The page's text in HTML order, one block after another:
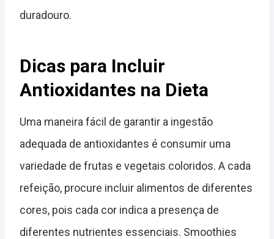
duradouro.
Dicas para Incluir
Antioxidantes na Dieta
Uma maneira fácil de garantir a ingestão
adequada de antioxidantes é consumir uma
variedade de frutas e vegetais coloridos. A cada
refeição, procure incluir alimentos de diferentes
cores, pois cada cor indica a presença de
diferentes nutrientes essenciais. Smoothies